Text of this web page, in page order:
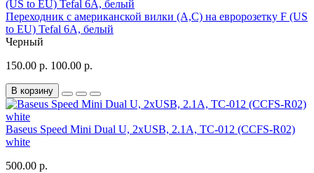
Переходник с американской вилки (A,C) на евророзетку F (US
to EU) Tefal 6A, белый
Черный
150.00 р. 100.00 р.
В корзину
Baseus Speed Mini Dual U, 2xUSB, 2.1A, TC-012 (CCFS-R02)
white
500.00 р.